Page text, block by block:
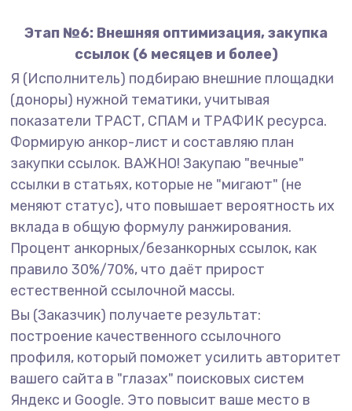
Этап №6: Внешняя оптимизация, закупка
ссылок (6 месяцев и более)
Я (Исполнитель) подбираю внешние площадки
(доноры) нужной тематики, учитывая
показатели ТРАСТ, СПАМ и ТРАФИК ресурса.
Формирую анкор-лист и составляю план
закупки ссылок. ВАЖНО! Закупаю "вечные"
ссылки в статьях, которые не "мигают" (не
меняют статус), что повышает вероятность их
вклада в общую формулу ранжирования.
Процент анкорных/безанкорных ссылок, как
правило 30%/70%, что даёт прирост
естественной ссылочной массы.
Вы (Заказчик) получаете результат:
построение качественного ссылочного
профиля, который поможет усилить авторитет
вашего сайта в "глазах" поисковых систем
Яндекс и Google. Это повысит ваше место в